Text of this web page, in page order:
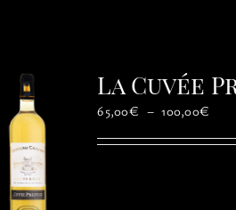
La Cuvée
65,00€ – 100,00€
prix